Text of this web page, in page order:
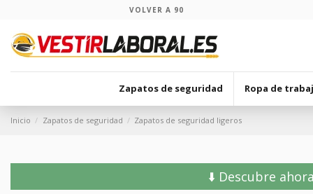
VOLVER A 90
Zapatos de seguridad Ropa de
Inicio Zapatos de seguridad Zapatos de seguridad ligeros
⬇️ Descubre